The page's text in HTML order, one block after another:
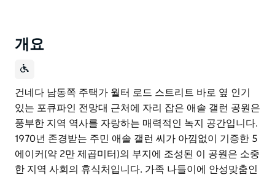
개요
건네다 남동쪽 주택가 월터 로드 스트리트 바로 옆 인기
있는 포큐파인 전망대 근처에 자리 잡은 애솔 갤런 공원은
풍부한 지역 역사를 자랑하는 매력적인 녹지 공간입니다.
1970년 존경받는 주민 애솔 갤런 씨가 아낌없이 기증한 5
에이커(약 2만 제곱미터)의 부지에 조성된 이 공원은 소중
한 지역 사회의 휴식처입니다. 가족 나들이에 안성맞춤인